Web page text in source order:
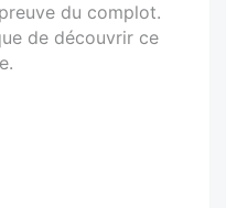
du complot.
de découvrir ce